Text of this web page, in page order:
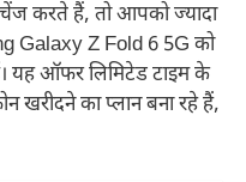
करते हैं, तो आपको ज्यादा
Galaxy Z Fold 6 5G को
ऑफर लिमिटेड टाइम के
खरीदने का प्लान बना रहे हैं,